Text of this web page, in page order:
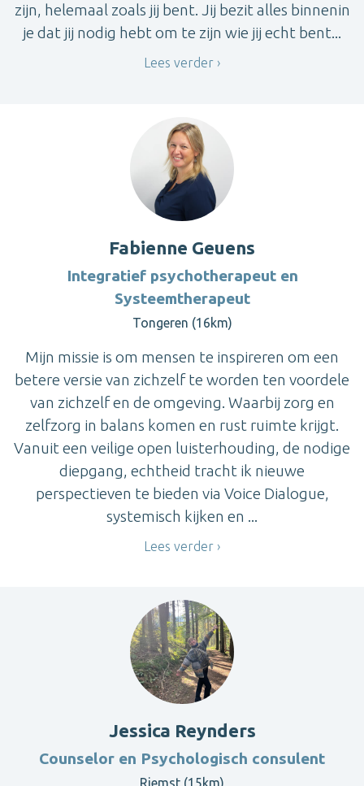
zijn, helemaal zoals jij bent. Jij bezit alles binnenin
je dat jij nodig hebt om te zijn wie jij echt bent...
Lees verder
Fabienne Geuens
Integratief psychotherapeut en
Systeemtherapeut
Tongeren (16km)
Mijn missie is om mensen te inspireren om een
betere versie van zichzelf te worden ten voordele
van zichzelf en de omgeving. Waarbij zorg en
zelfzorg in balans komen en rust ruimte krijgt.
Vanuit een veilige open luisterhouding, de nodige
diepgang, echtheid tracht ik nieuwe
perspectieven te bieden via Voice Dialogue,
systemisch kijken en ...
Lees verder
Jessica Reynders
Counselor en Psychologisch consulent
Riemst (15km)